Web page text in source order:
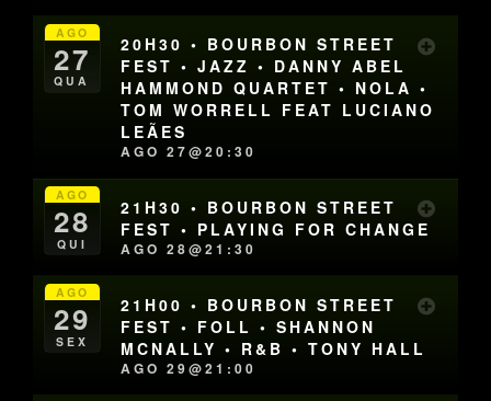
AGO
27
QUA
20H30 • BOURBON STREET
FEST • JAZZ • DANNY ABEL
HAMMOND QUARTET • NOLA •
TOM WORRELL FEAT LUCIANO
LEÃES
AGO 27@20:30
AGO
28
QUI
21H30 • BOURBON STREET
FEST • PLAYING FOR CHANGE
AGO 28@21:30
AGO
29
SEX
21H00 • BOURBON STREET
FEST • FOLL • SHANNON
MCNALLY • R&B • TONY HALL
AGO 29@21:00